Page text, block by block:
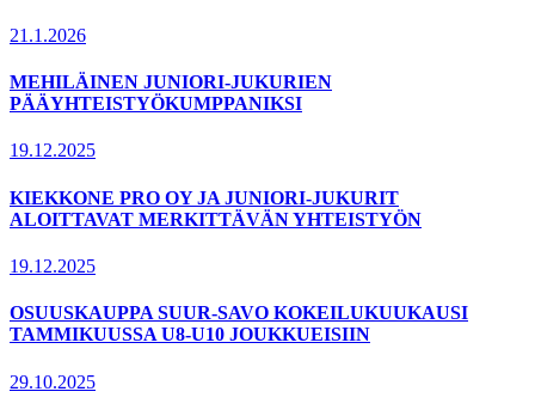
21.1.2026
MEHILÄINEN JUNIORI-JUKURIEN
PÄÄYHTEISTYÖKUMPPANIKSI
19.12.2025
KIEKKONE PRO OY JA JUNIORI-JUKURIT
ALOITTAVAT MERKITTÄVÄN YHTEISTYÖN
19.12.2025
OSUUSKAUPPA SUUR-SAVO KOKEILUKUUKAUSI
TAMMIKUUSSA U8-U10 JOUKKUEISIIN
29.10.2025